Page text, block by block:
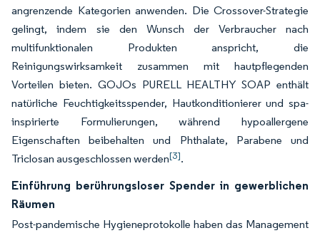
angrenzende Kategorien anwenden. Die Crossover-Strategie
gelingt, indem sie den Wunsch der Verbraucher nach
multifunktionalen Produkten anspricht, die
Reinigungswirksamkeit zusammen mit hautpflegenden
Vorteilen bieten. GOJOs PURELL HEALTHY SOAP enthält
natürliche Feuchtigkeitsspender, Hautkonditionierer und spa-
inspirierte Formulierungen, während hypoallergene
Eigenschaften beibehalten und Phthalate, Parabene und
Triclosan ausgeschlossen werden[3].
Einführung berührungsloser Spender in gewerblichen
Räumen
Post-pandemische Hygieneprotokolle haben das Management